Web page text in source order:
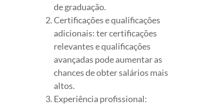
de graduação.
Certificações e qualificações
adicionais: ter certificações
relevantes e qualificações
avançadas pode aumentar as
chances de obter salários mais
altos.
Experiência profissional: